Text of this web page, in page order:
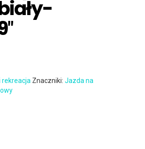
rekreacja Znaczniki:Jazda na